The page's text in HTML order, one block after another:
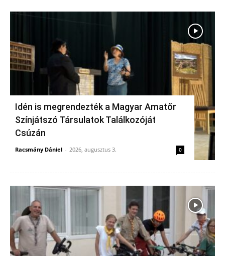
Idén is megrendezték a Magyar Amatőr
Színjátszó Társulatok Találkozóját
Csúzán
Racsmány Dániel - 2026, augusztus 3. 0